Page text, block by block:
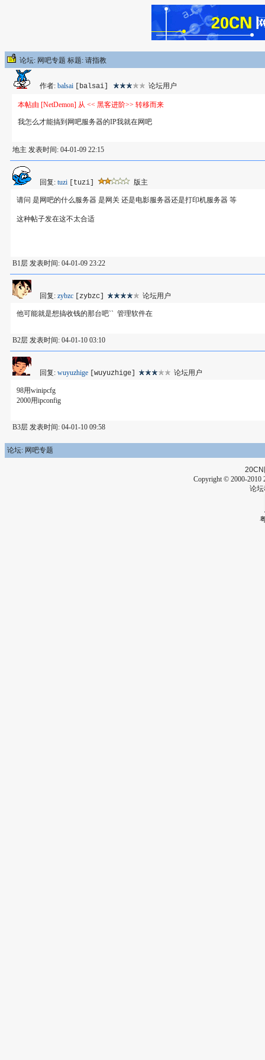
论坛: 网吧专题 标题: 请指教
作者: balsai [balsai] 论坛用户
本帖由 [NetDemon] 从 << 黑客进阶>> 转移而来
我怎么才能搞到网吧服务器的IP我就在网吧
地主 发表时间: 04-01-09 22:15
回复: tuzi [tuzi] 版主
请问 是网吧的什么服务器 是网关 还是电影服务器还是打印机服务器 等
这种帖子发在这不太合适
B1层 发表时间: 04-01-09 23:22
回复: zybzc [zybzc] 论坛用户
他可能就是想搞收钱的那台吧`` 管理软件在
B2层 发表时间: 04-01-10 03:10
回复: wuyuzhige [wuyuzhige] 论坛用户
98用winipcfg
2000用ipconfig
B3层 发表时间: 04-01-10 09:58
论坛: 网吧专题
20CN
Copyright © 2000-2010
论